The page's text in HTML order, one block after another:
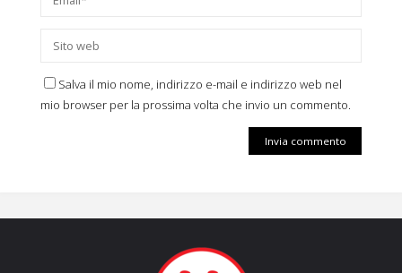
Salva il mio nome, indirizzo e-mail e indirizzo web nel
mio browser per la prossima volta che invio un commento.